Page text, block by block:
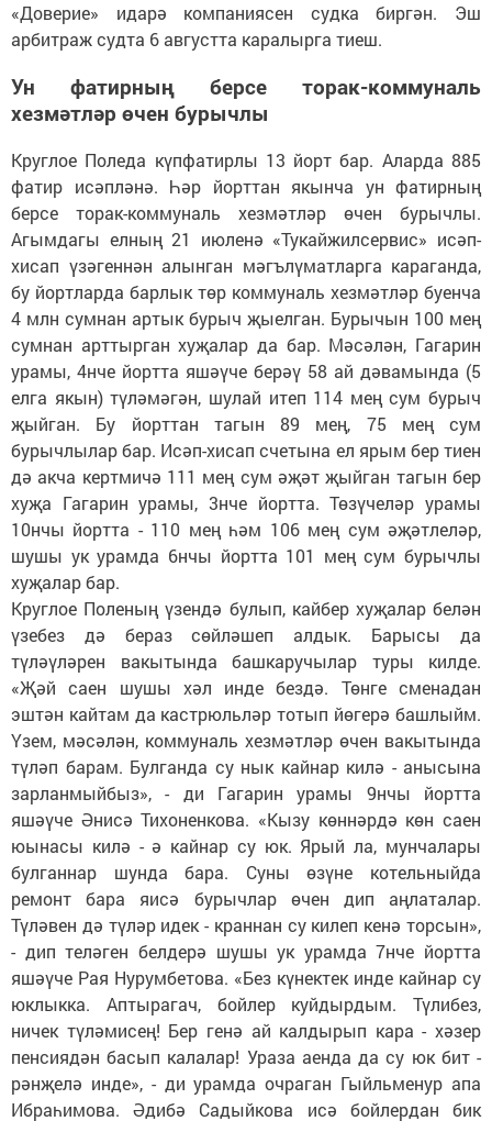
«Доверие» идарә компаниясен судка биргән. Эш
арбитраж судта 6 августта каралырга тиеш.
Ун фатирның берсе торак-коммуналь
хезмәтләр өчен бурычлы
Круглое Поледа күпфатирлы 13 йорт бар. Аларда 885
фатир исәпләнә. Һәр йорттан якынча ун фатирның
берсе торак-коммуналь хезмәтләр өчен бурычлы.
Агымдагы елның 21 июленә «Тукайжилсервис» исәп-
хисап үзәгеннән алынган мәгълүматларга караганда,
бу йортларда барлык төр коммуналь хезмәтләр буенча
4 млн сумнан артык бурыч җыелган. Бурычын 100 мең
сумнан арттырган хуҗалар да бар. Мәсәлән, Гагарин
урамы, 4нче йортта яшәүче берәү 58 ай дәвамында (5
елга якын) түләмәгән, шулай итеп 114 мең сум бурыч
җыйган. Бу йорттан тагын 89 мең, 75 мең сум
бурычлылар бар. Исәп-хисап счетына ел ярым бер тиен
дә акча кертмичә 111 мең сум әҗәт җыйган тагын бер
хуҗа Гагарин урамы, 3нче йортта. Төзүчеләр урамы
10нчы йортта - 110 мең һәм 106 мең сум әҗәтлеләр,
шушы ук урамда 6нчы йортта 101 мең сум бурычлы
хуҗалар бар.
Круглое Поленың үзендә булып, кайбер хуҗалар белән
үзебез дә бераз сөйләшеп алдык. Барысы да
түләүләрен вакытында башкаручылар туры килде.
«Җәй саен шушы хәл инде бездә. Төнге сменадан
эштән кайтам да кастрюльләр тотып йөгерә башлыйм.
Үзем, мәсәлән, коммуналь хезмәтләр өчен вакытында
түләп барам. Булганда су нык кайнар килә - анысына
зарланмыйбыз», - ди Гагарин урамы 9нчы йортта
яшәүче Әнисә Тихоненкова. «Кызу көннәрдә көн саен
юынасы килә - ә кайнар су юк. Ярый ла, мунчалары
булганнар шунда бара. Суны өзүне котельныйда
ремонт бара яисә бурычлар өчен дип аңлаталар.
Түләвен дә түләр идек - краннан су килеп кенә торсын»,
- дип теләген белдерә шушы ук урамда 7нче йортта
яшәүче Рая Нурумбетова. «Без күнектек инде кайнар су
юклыкка. Аптырагач, бойлер куйдырдым. Түлибез,
ничек түләмисең! Бер генә ай калдырып кара - хәзер
пенсиядән басып калалар! Ураза аенда да су юк бит -
рәнҗелә инде», - ди урамда очраган Гыйльменур апа
Ибраһимова. Әдибә Садыйкова исә бойлердан бик